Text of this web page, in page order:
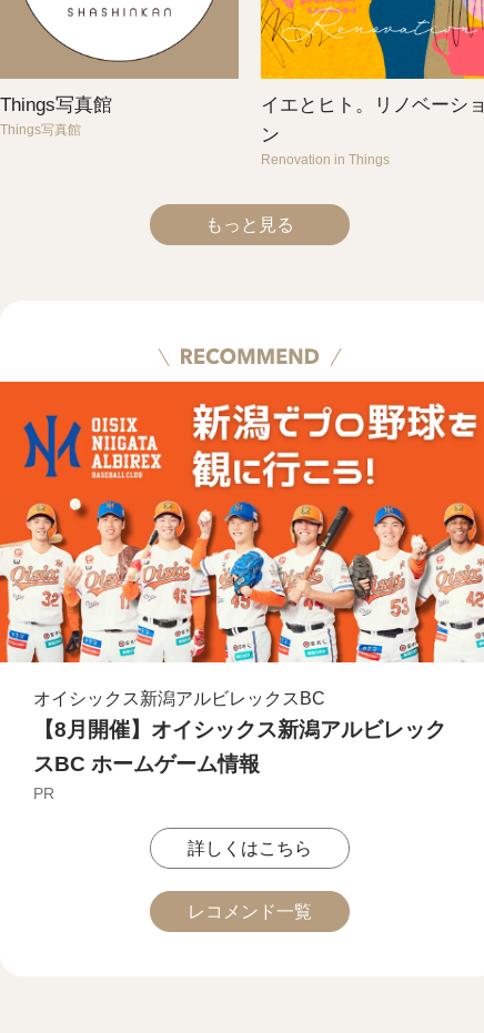
Things写真館
Things写真館
イエとヒト。リノベーショ
ン
Renovation in Things
もっと見る
オイシックス新潟アルビレックスBC
【8月開催】オイシックス新潟アルビレック
スBC ホームゲーム情報
PR
詳しくはこちら
レコメンド一覧